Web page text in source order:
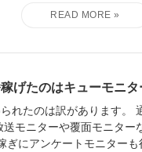
げたのはキューモニタ
れたのは訳があります。
モニターや覆面モニター
ぎにアンケートモニターも